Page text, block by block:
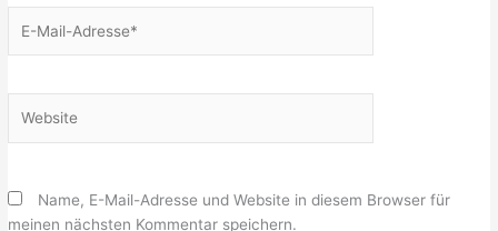
Mail-
Name, E-Mail-Adresse und Website in diesem Browser für
meinen nächsten Kommentar speichern.